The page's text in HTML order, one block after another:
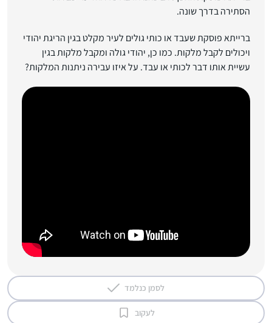
הסתירה בדרך שונה.
ברייתא פוסקת שעבד או כותי גולים לעיר מקלט בגין הריגת יהודי
ויכולים לקבל מלקות. כמו כן, יהודי גולה ומקבל מלקות בגין
עשיית אותו דבר לכותי או עבד. על איזו עבירה ניתנות המלקות?
לסמן כנלמד
לעקוב